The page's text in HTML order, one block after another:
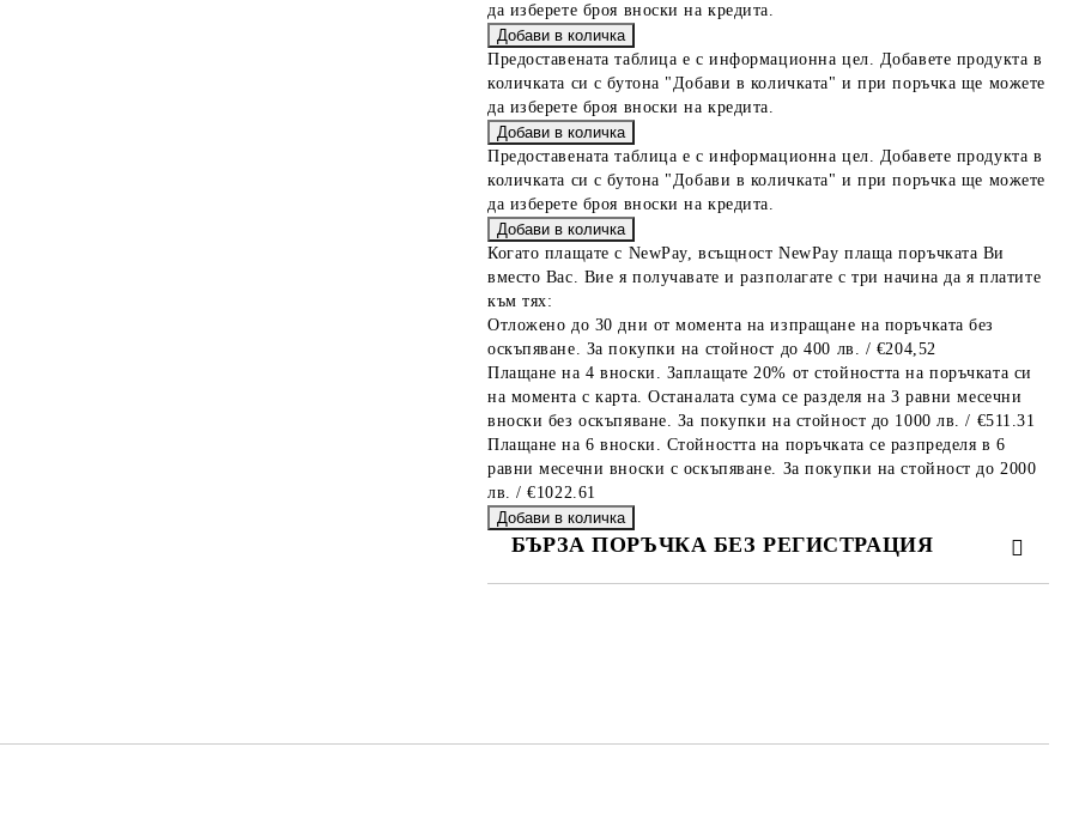
да изберете броя вноски на кредита.
Предоставената таблица е с информационна цел. Добавете продукта в
количката си с бутона "Добави в количката" и при поръчка ще можете
да изберете броя вноски на кредита.
Предоставената таблица е с информационна цел. Добавете продукта в
количката си с бутона "Добави в количката" и при поръчка ще можете
да изберете броя вноски на кредита.
Когато плащате с NewPay, всъщност NewPay плаща поръчката Ви
вместо Вас. Вие я получавате и разполагате с три начина да я платите
към тях:
Отложено до 30 дни от момента на изпращане на поръчката без
оскъпяване. За покупки на стойност до 400 лв. / €204,52
Плащане на 4 вноски. Заплащате 20% от стойността на поръчката си
на момента с карта. Останалата сума се разделя на 3 равни месечни
вноски без оскъпяване. За покупки на стойност до 1000 лв. / €511.31
Плащане на 6 вноски. Стойността на поръчката се разпределя в 6
равни месечни вноски с оскъпяване. За покупки на стойност до 2000
лв. / €1022.61
БЪРЗА ПОРЪЧКА БЕЗ РЕГИСТРАЦИЯ